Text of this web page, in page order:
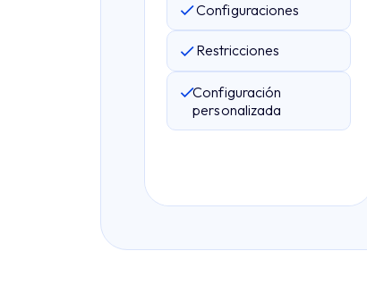
Configuraciones
Restricciones
Configuración
personalizada